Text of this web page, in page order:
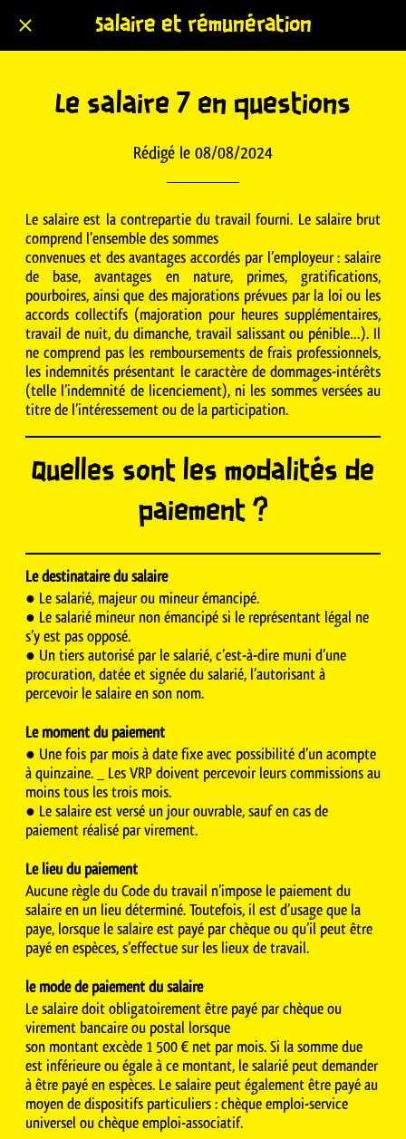
Salaire et rémunération
Le salaire 7 en questions
Rédigé le 08/08/2024
Le salaire est la contrepartie du travail fourni. Le salaire brut
comprend l’ensemble des sommes
convenues et des avantages accordés par l’employeur : salaire
de base, avantages en nature, primes, gratifications,
pourboires, ainsi que des majorations prévues par la loi ou les
accords collectifs (majoration pour heures supplémentaires,
travail de nuit, du dimanche, travail salissant ou pénible…). Il
ne comprend pas les remboursements de frais professionnels,
les indemnités présentant le caractère de dommages-intérêts
(telle l’indemnité de licenciement), ni les sommes versées au
titre de l’intéressement ou de la participation.
Quelles sont les modalités de
paiement ?
Le destinataire du salaire
● Le salarié, majeur ou mineur émancipé.
● Le salarié mineur non émancipé si le représentant légal ne
s’y est pas opposé.
● Un tiers autorisé par le salarié, c’est-à-dire muni d’une
procuration, datée et signée du salarié, l’autorisant à
percevoir le salaire en son nom.
Le moment du paiement
● Une fois par mois à date fixe avec possibilité d’un acompte
à quinzaine. _ Les VRP doivent percevoir leurs commissions au
moins tous les trois mois.
● Le salaire est versé un jour ouvrable, sauf en cas de
paiement réalisé par virement.
Le lieu du paiement
Aucune règle du Code du travail n’impose le paiement du
salaire en un lieu déterminé. Toutefois, il est d’usage que la
paye, lorsque le salaire est payé par chèque ou qu’il peut être
payé en espèces, s’effectue sur les lieux de travail.
le mode de paiement du salaire
Le salaire doit obligatoirement être payé par chèque ou
virement bancaire ou postal lorsque
son montant excède 1 500 € net par mois. Si la somme due
est inférieure ou égale à ce montant, le salarié peut demander
à être payé en espèces. Le salaire peut également être payé au
moyen de dispositifs particuliers : chèque emploi-service
universel ou chèque emploi-associatif.